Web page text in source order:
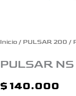
Inicio / PULSAR 200 /
PULSAR
$ 140.000